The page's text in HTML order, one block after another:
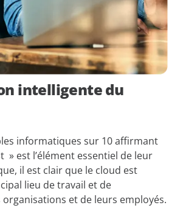
intelligente du
informatiques sur 10 affirmant
» est l’élément essentiel de leur
il est clair que le cloud est
lieu de travail et de
et de leurs employés.